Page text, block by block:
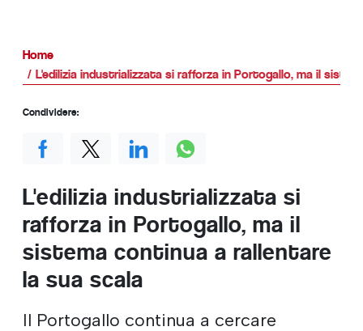
Home
L'edilizia industrializzata si rafforza in Portogallo, ma il
L'edilizia industrializzata si
rafforza in Portogallo, ma il
sistema continua a rallentare
la sua scala
Il Portogallo continua a cercare
Condividere: